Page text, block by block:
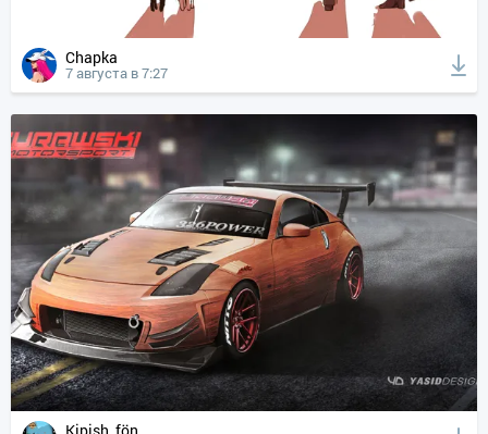
Chapka
7 августа в 7:27